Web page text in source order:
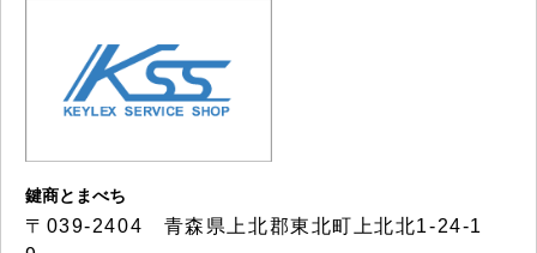
鍵商とまべち
〒039-2404 青森県上北郡東北町上北北1-24-1